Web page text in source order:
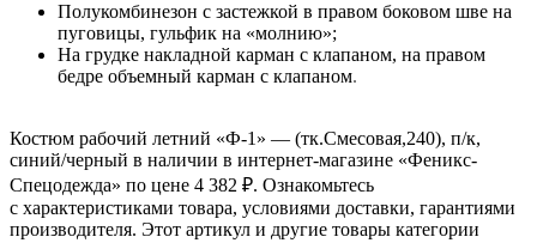
Полукомбинезон с застежкой в правом боковом шве на
пуговицы, гульфик на «молнию»;
На грудке накладной карман с клапаном, на правом
бедре объемный карман с клапаном.
Костюм рабочий летний «Ф-1» — (тк.Смесовая,240), п/к,
синий/черный в наличии в интернет-магазине «Феникс-
Спецодежда» по цене 4 382 ₽. Ознакомьтесь
с характеристиками товара, условиями доставки, гарантиями
производителя. Этот артикул и другие товары категории